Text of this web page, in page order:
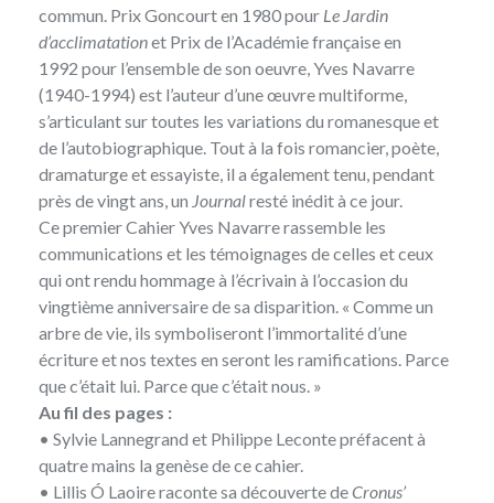
commun. Prix Goncourt en 1980 pour Le Jardin
d’acclimatationet Prix de l’Académie française en
1992 pour l’ensemble de son oeuvre, Yves Navarre
(1940-1994) est l’auteur d’une œuvre multiforme,
s’articulant sur toutes les variations du romanesque et
de l’autobiographique. Tout à la fois romancier, poète,
dramaturge et essayiste, il a également tenu, pendant
près de vingt ans, un Journalresté inédit à ce jour.
Ce premier Cahier Yves Navarre rassemble les
communications et les témoignages de celles et ceux
qui ont rendu hommage à l’écrivain à l’occasion du
vingtième anniversaire de sa disparition. « Comme un
arbre de vie, ils symboliseront l’immortalité d’une
écriture et nos textes en seront les ramifications. Parce
que c’était lui. Parce que c’était nous. »
Au fil des pages :
• Sylvie Lannegrand et Philippe Leconte préfacent à
quatre mains la genèse de ce cahier.
• Lillis Ó Laoire raconte sa découverte deCronus’